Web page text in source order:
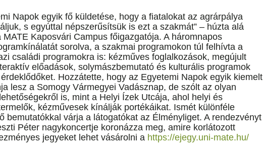
Napok egyik fő küldetése, hogy a fiatalokat az agrárpálya
s egyúttal népszerűsítsük is ezt a szakmát” – húzta alá
MATE Kaposvári Campus főigazgatója. A háromnapos
sorolva, a szakmai programokon túl felhívta a
családi programokra is: kézműves foglalkozások, megújult
előadások, solymászbemutató és kulturális programok
Hozzátette, hogy az Egyetemi Napok egyik kiemelt
lesz a Somogy Vármegyei Vadásznap, de szólt az olyan
is, mint a Helyi Ízek Utcája, ahol helyi és
kézművesek kínálják portékáikat. Ismét különféle
bemutatókkal várja a látogatókat az Élményliget. A rendezvényt
Péter nagykoncertje koronázza meg, amire korlátozott
jegyeket lehet vásárolni a https://ejegy.uni-mate.hu/